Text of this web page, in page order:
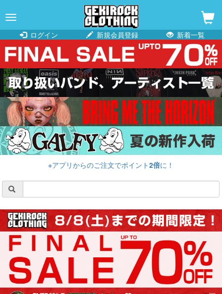
navigation
ログイン
新規会員登録 新着一覧
※アプリからのご注文でポイント2倍に！